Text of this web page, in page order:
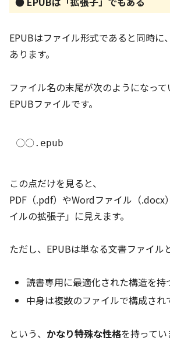
EPUBはファイル形式であると同時に、
あります。
ファイル名の末尾が次のようになっ
EPUBファイルです。
この点だけを見ると、
PDF（.pdf）やWordファイル（.docx
イルの拡張子」に見えます。
ただし、EPUBは単なる文書ファイル
読書専用に最適化された構造を持
中身は複数のファイルで構成され
という、 かなり特殊な性格を持ってい